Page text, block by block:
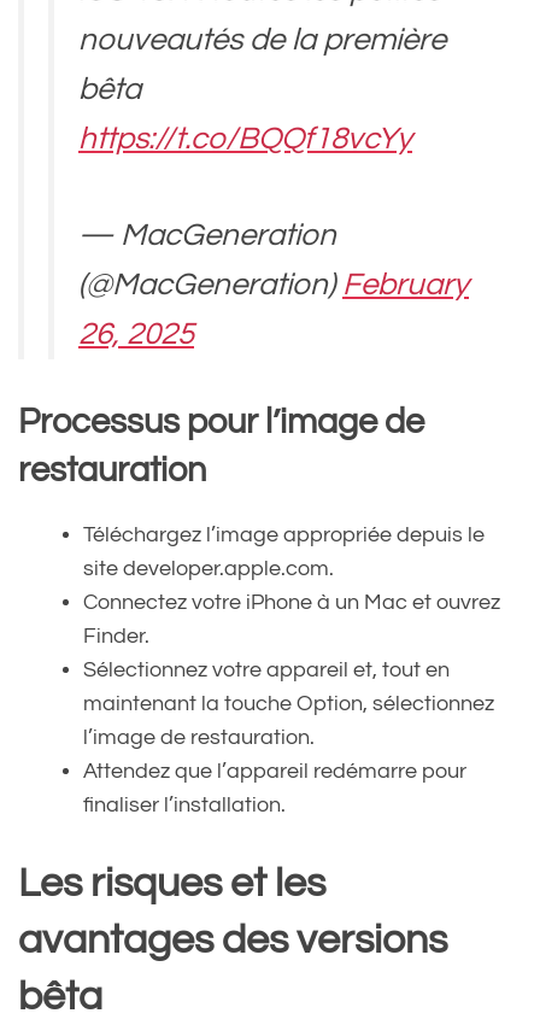
nouveautés de la première
bêta
https://t.co/BQQf18vcYy
— MacGeneration
(@MacGeneration) February
26, 2025
Processus pour l’image de
restauration
Téléchargez l’image appropriée depuis le
site developer.apple.com.
Connectez votre iPhone à un Mac et ouvrez
Finder.
Sélectionnez votre appareil et, tout en
maintenant la touche Option, sélectionnez
l’image de restauration.
Attendez que l’appareil redémarre pour
finaliser l’installation.
Les risques et les
avantages des versions
bêta